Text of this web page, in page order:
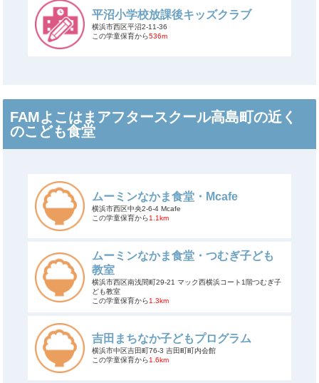
平沼小学校放課後キッズクラブ
横浜市西区平沼2-11-36
この学童保育から536m
FAMよこはまアフタースクール高島町の近く
のこども食堂
ムーミンなかま食堂・Mcafe
横浜市西区中央2-6-4 Mcafe
この学童保育から1.1km
ムーミンなかま食堂・つむぎ子ども
教室
横浜市西区南浅間町29-21 マック西横浜コート1階つむぎ子
ども教室
この学童保育から1.3km
吉田まちなか子どもプログラム
横浜市中区吉田町76-3 吉田町町内会館
この学童保育から1.6km